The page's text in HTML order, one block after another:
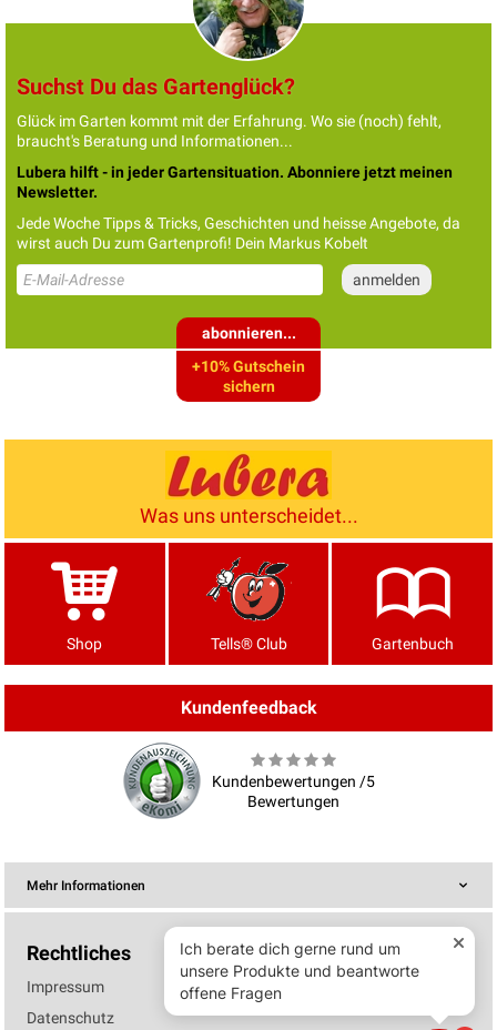
Suchst Du das Gartenglück?
Glück im Garten kommt mit der Erfahrung. Wo sie (noch) fehlt,
braucht's Beratung und Informationen...
Lubera hilft - in jeder Gartensituation. Abonniere jetzt meinen
Newsletter.
Jede Woche Tipps & Tricks, Geschichten und heisse Angebote, da
wirst auch Du zum Gartenprofi! Dein Markus Kobelt
abonnieren...
+10% Gutschein
sichern
Was uns unterscheidet...
Shop Tells® Club Gartenbuch
Kundenfeedback
Kundenbewertungen /5
Bewertungen
Mehr Informationen
Rechtliches
Impressum
Datenschutz